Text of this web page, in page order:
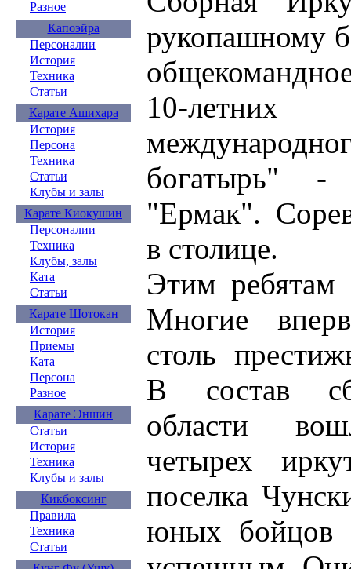
Разное
Капоэйра
Персоналии
История
Техника
Статьи
Карате Ашихара
История
Персона
Техника
Статьи
Клубы и залы
Карате Киокушин
Персоналии
Техника
Клубы, залы
Ката
Статьи
Карате Шотокан
История
Приемы
Ката
Персона
Разное
Карате Эншин
Статьи
История
Техника
Клубы и залы
Кикбоксинг
Правила
Техника
Статьи
рукопашному
10-
богатырь" -
"Ермак".
в столице.
Этим ребятам
Многие
столь
В состав
области
четырех
поселка
юных бойцов